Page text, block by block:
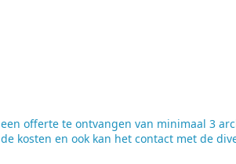
offerte te ontvangen van minimaal 3
kosten en ook kan het contact met de